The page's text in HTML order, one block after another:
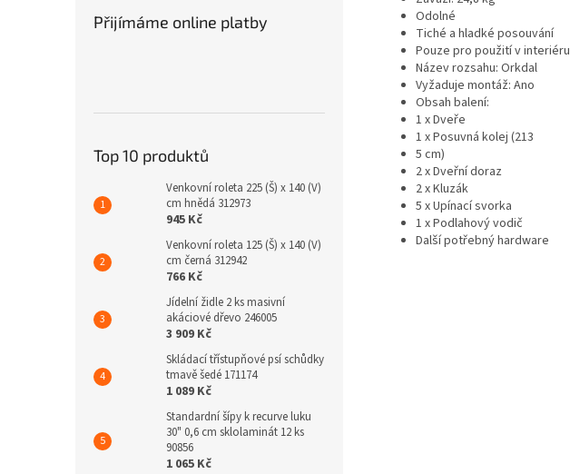
Přijímáme online platby
Top 10 produktů
Venkovní roleta 225 (Š) x 140 (V)
cm hnědá 312973
945 Kč
Venkovní roleta 125 (Š) x 140 (V)
cm černá 312942
766 Kč
Jídelní židle 2 ks masivní
akáciové dřevo 246005
3 909 Kč
Skládací třístupňové psí schůdky
tmavě šedé 171174
1 089 Kč
Standardní šípy k recurve luku
30" 0,6 cm sklolaminát 12 ks
90856
1 065 Kč
Odolné
Tiché a hladké posouvání
Pouze pro použití v interiéru
Název rozsahu: Orkdal
Vyžaduje montáž: Ano
Obsah balení:
1 x Dveře
1 x Posuvná kolej (213
5 cm)
2 x Dveřní doraz
2 x Kluzák
5 x Upínací svorka
1 x Podlahový vodič
Další potřebný hardware